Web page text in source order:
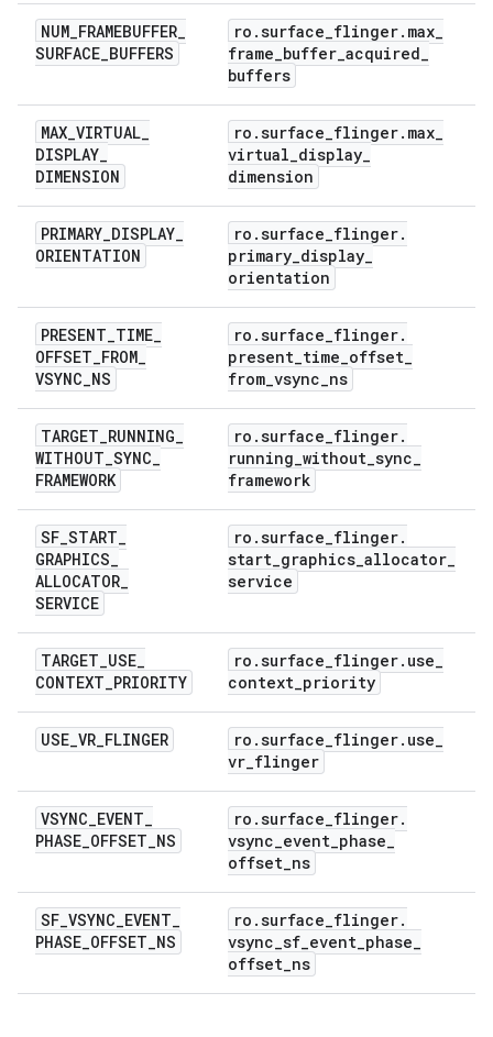
NUM_FRAMEBUFFER_
SURFACE_BUFFERS
ro .surface_flinger. max_
frame_buffer_acquired_
buffers
MAX_VIRTUAL_
DISPLAY_
DIMENSION
ro .surface_flinger. max_
virtual_display_
dimension
PRIMARY_DISPLAY_
ORIENTATION
ro .surface_flinger.
primary_display_
orientation
PRESENT_TIME_
OFFSET_FROM_
VSYNC_NS
ro .surface_flinger.
present_time_offset_
from_vsync_ns
TARGET_RUNNING_
WITHOUT_SYNC_
FRAMEWORK
ro .surface_flinger.
running_without_sync_
framework
SF_START_
GRAPHICS_
ALLOCATOR_
SERVICE
ro .surface_flinger.
start_graphics_allocator_
service
TARGET_USE_
CONTEXT_PRIORITY
ro .surface_flinger. use_
context_priority
USE_VR_FLINGER ro .surface_flinger. use_
vr_flinger
VSYNC_EVENT_
PHASE_OFFSET_NS
ro .surface_flinger.
vsync_event_phase_
offset_ns
SF_VSYNC_EVENT_
PHASE_OFFSET_NS
ro .surface_flinger.
vsync_sf_event_phase_
offset_ns